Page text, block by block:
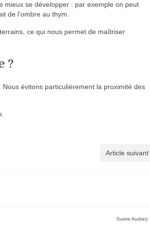
mieux se développer : par exemple on peut
de l’ombre au thym.
ce qui nous permet de maîtriser
?
évitons particulièrement la proximité des
Article suivant
Suivre Audrey: